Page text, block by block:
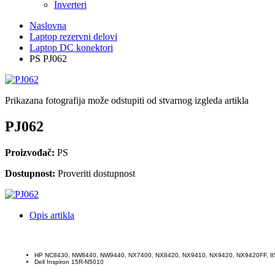
Inverteri
Naslovna
Laptop rezervni delovi
Laptop DC konektori
PS PJ062
Prikazana fotografija može odstupiti od stvarnog izgleda artikla
PJ062
Proizvođač: PS
Dostupnost: Proveriti dostupnost
Opis artikla
HP NC8430, NW8440, NW9440, NX7400, NX8420, NX9410,
Dell Inspiron 15R-N5010